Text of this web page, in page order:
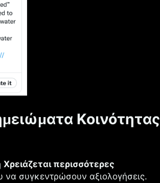
Κοινότητας
Χρειάζεται περισσότερες
να συγκεντρώσουν αξιολογήσεις.